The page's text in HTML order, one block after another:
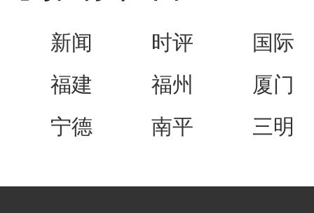
新闻 时评
国际
福建
福州
厦门
宁德
南平 三明